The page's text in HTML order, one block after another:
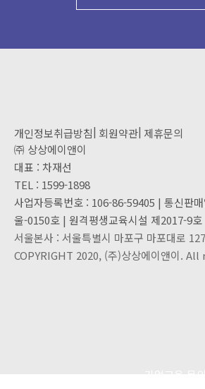
개인정보취급방침| 회원약관| 제휴문의
㈜ 상상에이앤이
대표 : 차재선
TEL : 1599-1898
사업자등록번호 : 106-86-59405 | 통신판
울-0150호 | 원격평생교육시설 제2017-9호
서울본사 : 서울특별시 마포구 마포대로
COPYRIGHT 2020, (주)상상에이앤이.